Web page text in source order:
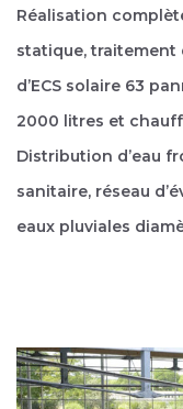
Réalisation
statique, traitement
d’ECS solaire 63
2000 litres et
Distribution d’eau
sanitaire, réseau
eaux pluviales